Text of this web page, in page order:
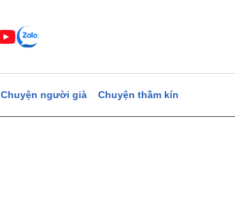
Chuyện người già Chuyện thầm kín